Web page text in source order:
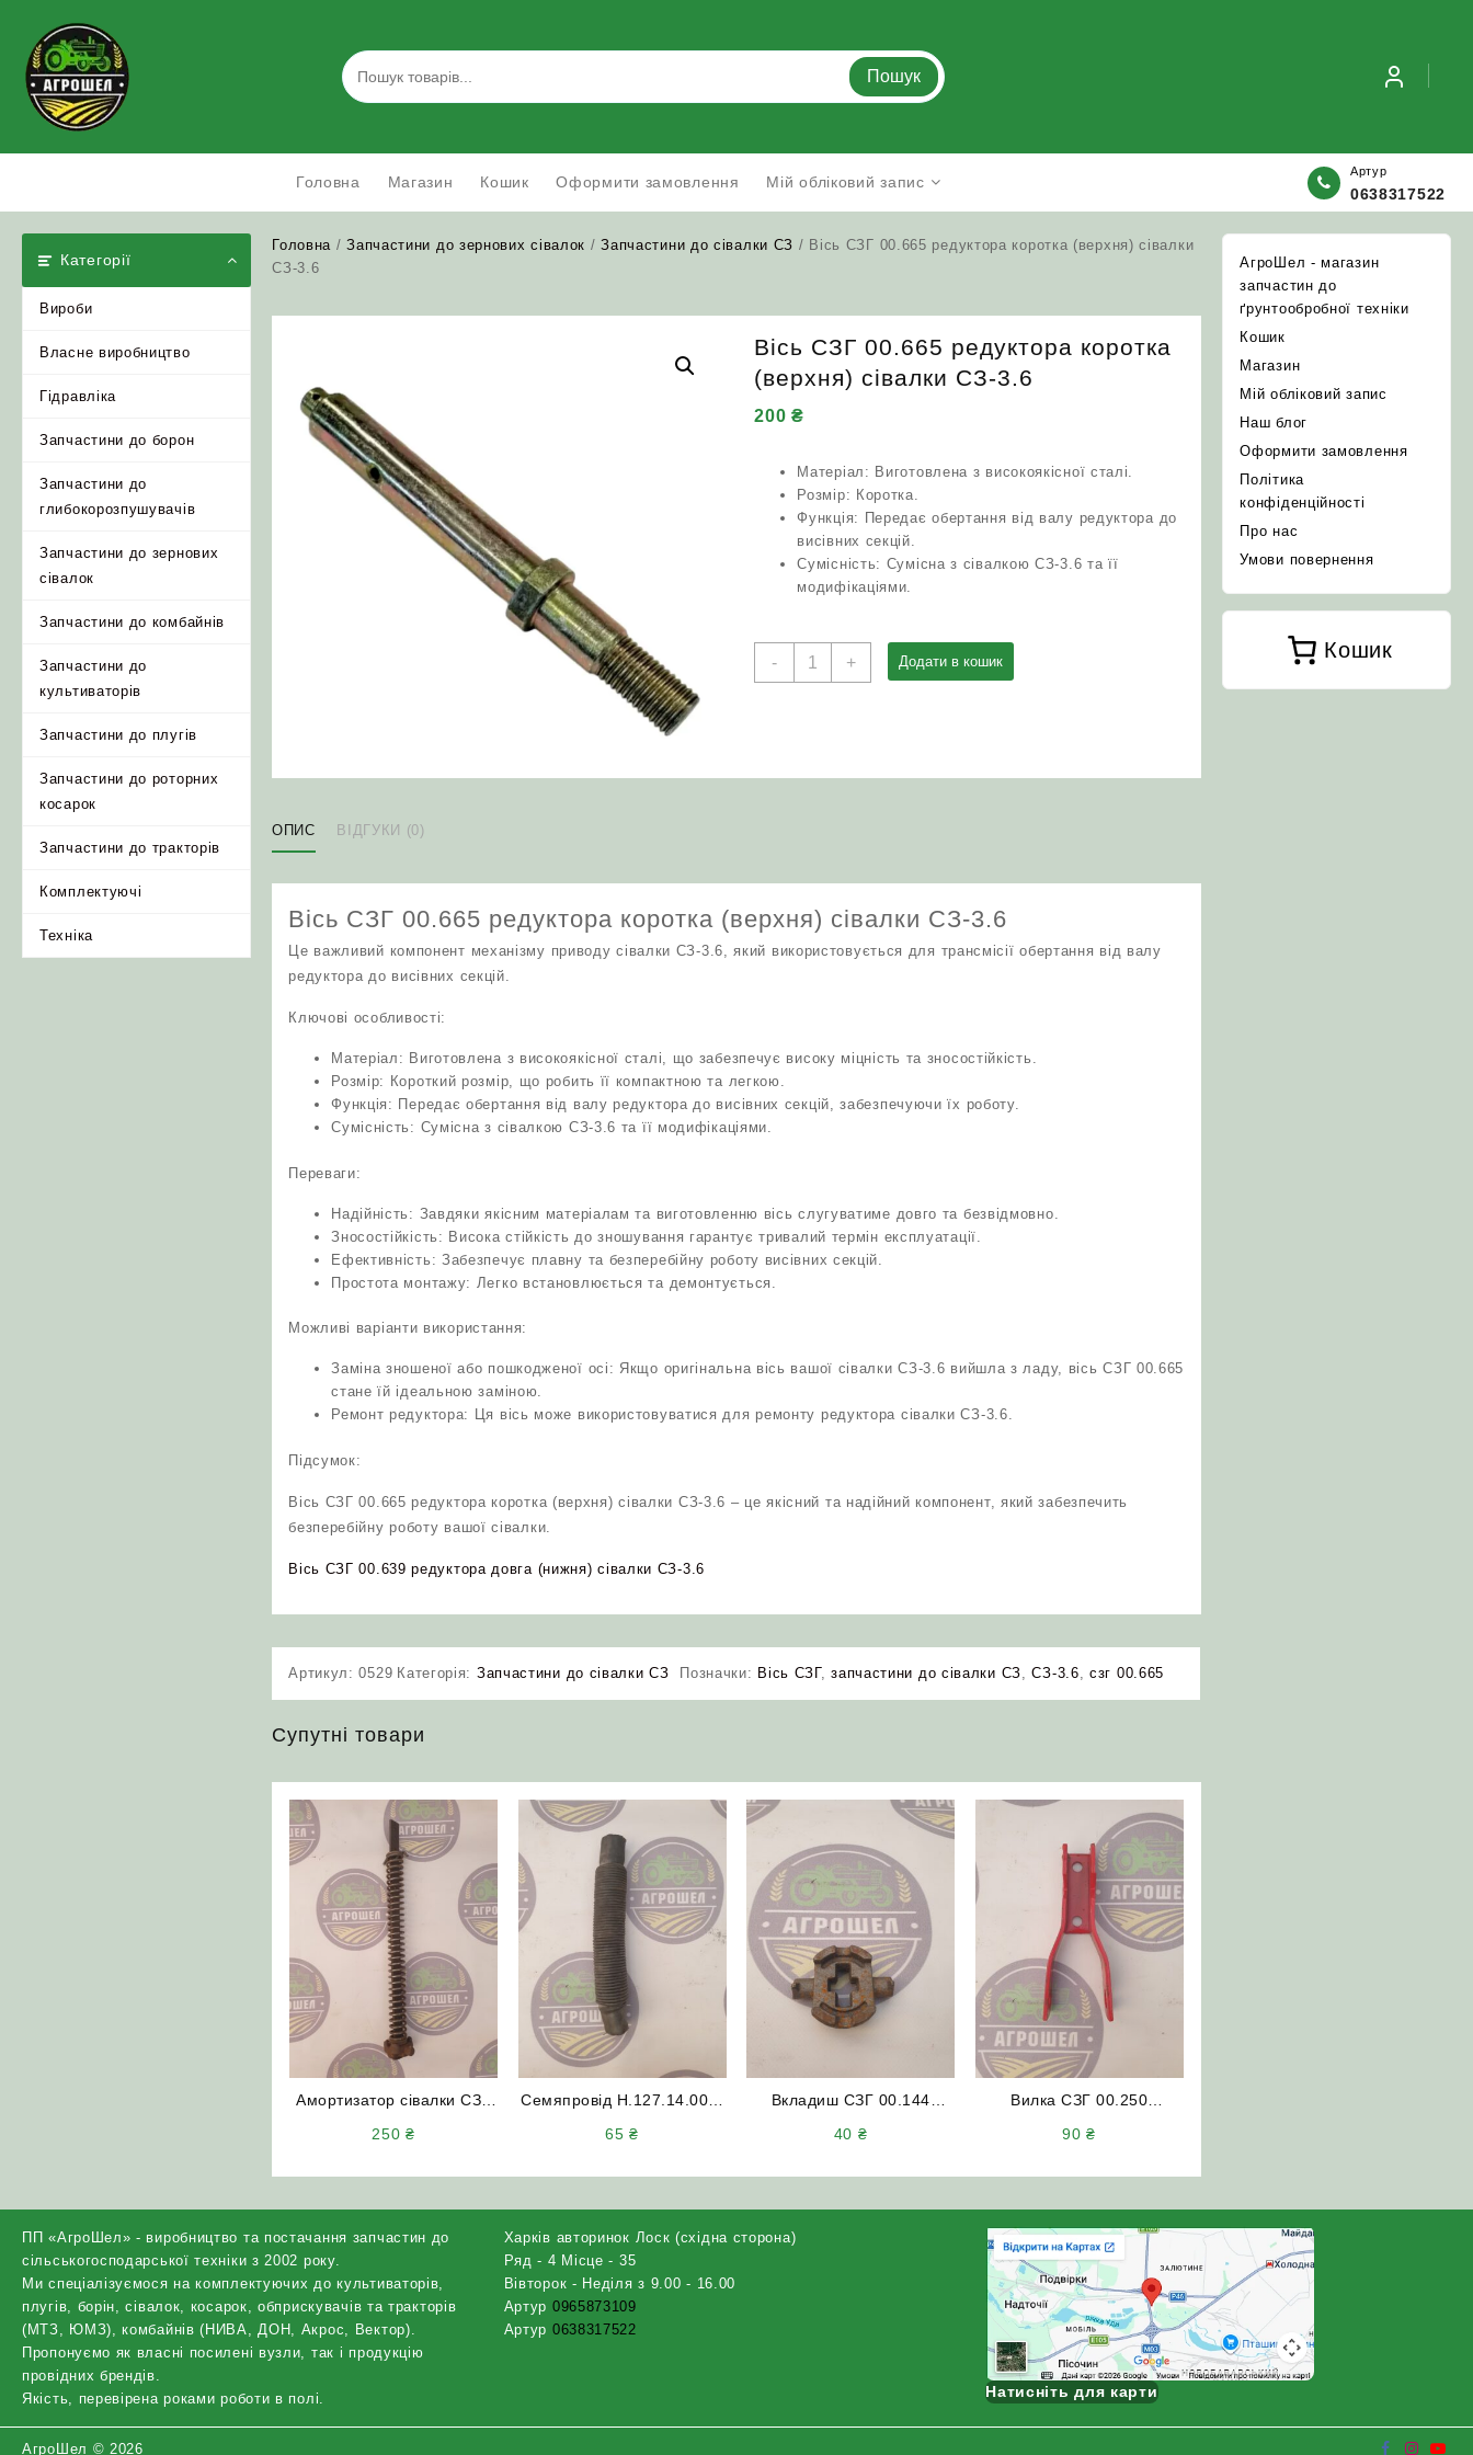
content
Пошук
Головна Магазин Кошик Оформити замовлення Мій обліковий запис
Артур
0638317522
Категорії
Вироби
Власне виробництво
Гідравліка
Запчастини до борон
Запчастини до
глибокорозпушувачів
Запчастини до зернових
сівалок
Запчастини до комбайнів
Запчастини до
культиваторів
Запчастини до плугів
Запчастини до роторних
косарок
Запчастини до тракторів
Комплектуючі
Техніка
Головна /Запчастини до зернових сівалок /Запчастини до сівалки СЗ / Вісь СЗГ 00.665 редуктора коротка (верхня) сівалки
СЗ-3.6
Вісь СЗГ 00.665 редуктора коротка
(верхня) сівалки СЗ-3.6
200₴
Матеріал: Виготовлена з високоякісної сталі.
Розмір: Коротка.
Функція: Передає обертання від валу редуктора до
висівних секцій.
Сумісність: Сумісна з сівалкою СЗ-3.6 та її
модифікаціями.
-
Вісь
+ Додати в кошик
ОПИС ВІДГУКИ (0)
Вісь СЗГ 00.665 редуктора коротка (верхня) сівалки СЗ-3.6
Це важливий компонент механізму приводу сівалки СЗ-3.6, який використовується для трансмісії обертання від валу
редуктора до висівних секцій.
Ключові особливості:
Матеріал: Виготовлена з високоякісної сталі, що забезпечує високу міцність та зносостійкість.
Розмір: Короткий розмір, що робить її компактною та легкою.
Функція: Передає обертання від валу редуктора до висівних секцій, забезпечуючи їх роботу.
Сумісність: Сумісна з сівалкою СЗ-3.6 та її модифікаціями.
Переваги:
Надійність: Завдяки якісним матеріалам та виготовленню вісь слугуватиме довго та безвідмовно.
Зносостійкість: Висока стійкість до зношування гарантує тривалий термін експлуатації.
Ефективність: Забезпечує плавну та безперебійну роботу висівних секцій.
Простота монтажу: Легко встановлюється та демонтується.
Можливі варіанти використання:
Заміна зношеної або пошкодженої осі: Якщо оригінальна вісь вашої сівалки СЗ-3.6 вийшла з ладу, вісь СЗГ 00.665
стане їй ідеальною заміною.
Ремонт редуктора: Ця вісь може використовуватися для ремонту редуктора сівалки СЗ-3.6.
Підсумок:
Вісь СЗГ 00.665 редуктора коротка (верхня) сівалки СЗ-3.6 – це якісний та надійний компонент, який забезпечить
безперебійну роботу вашої сівалки.
Вісь СЗГ 00.639 редуктора довга (нижня) сівалки СЗ-3.6
Артикул:0529 Категорія: Запчастини до сівалки СЗ Позначки: Вісь СЗГ,запчастини до сівалки СЗ ,СЗ-3.6 ,сзг 00.665
Супутні товари
Амортизатор сівалки СЗГ
250₴
Семяпровід Н.127.14.000-
65₴
Вкладиш СЗГ 00.144
40 ₴
Вилка СЗГ 00.250
90₴
АгроШел - магазин
запчастин до
ґрунтообробної техніки
Кошик
Магазин
Мій обліковий запис
Наш блог
Оформити замовлення
Політика
конфіденційності
Про нас
Умови повернення
Кошик
ПП «АгроШел» - виробництво та постачання запчастин до
сільськогосподарської техніки з 2002 року.
Ми спеціалізуємося на комплектуючих до культиваторів,
плугів, борін, сівалок, косарок, обприскувачів та тракторів
(МТЗ, ЮМЗ), комбайнів (НИВА, ДОН, Акрос, Вектор).
Пропонуємо як власні посилені вузли, так і продукцію
провідних брендів.
Якість, перевірена роками роботи в полі.
Харків авторинок Лоск (східна сторона)
Ряд - 4 Місце - 35
Вівторок - Неділя з 9.00 - 16.00
Артур 0965873109
Артур 0638317522
Натисніть для карти
АгроШел © 2026